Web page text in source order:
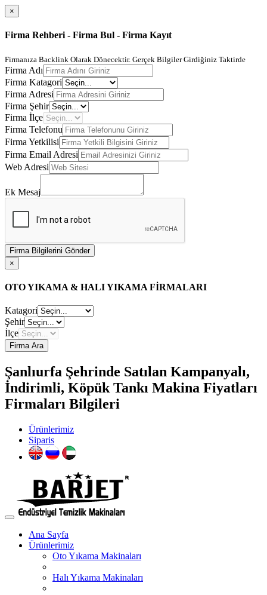
×
Firma Rehberi - Firma Bul - Firma Kayıt
Firmanıza Backlink Olarak Dönecektir. Gerçek Bilgiler Girdiğiniz Taktirde
Firma Adı
Firma Katagori
Firma Adresi
Firma Şehir
Firma İlçe
Firma Telefonu
Firma Yetkilisi
Firma Email Adresi
Web Adresi
Ek Mesaj
Firma Bilgilerini Gönder
×
OTO YIKAMA & HALI YIKAMA FİRMALARI
Katagori
Şehir
İlçe
Firma Ara
Şanlıurfa Şehrinde Satılan Kampanyalı,
İndirimli, Köpük Tankı Makina Fiyatları
Firmaları Bilgileri
Ürünlerimiz
Siparis
Ana Sayfa
Ürünlerimiz
Oto Yıkama Makinaları
Halı Yıkama Makinaları